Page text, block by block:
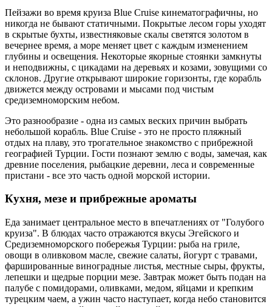
Пейзажи во время круиза Blue Cruise кинематографичны, но
никогда не бывают статичными. Покрытые лесом горы уходят
в скрытые бухты, известняковые скалы светятся золотом в
вечернее время, а море меняет цвет с каждым изменением
глубины и освещения. Некоторые якорные стоянки замкнуты
и неподвижны, с цикадами на деревьях и козами, зовущими со
склонов. Другие открывают широкие горизонты, где корабль
движется между островами и мысами под чистым
средиземноморским небом.
Это разнообразие - одна из самых веских причин выбрать
небольшой корабль. Blue Cruise - это не просто пляжный
отдых на плаву, это трогательное знакомство с прибрежной
географией Турции. Гости познают землю с воды, замечая, как
древние поселения, рыбацкие деревни, леса и современные
пристани - все это часть одной морской истории.
Кухня, мезе и прибрежные ароматы
Еда занимает центральное место в впечатлениях от "Голубого
круиза". В блюдах часто отражаются вкусы Эгейского и
Средиземноморского побережья Турции: рыба на гриле,
овощи в оливковом масле, свежие салаты, йогурт с травами,
фаршированные виноградные листья, местные сыры, фрукты,
лепешки и щедрые порции мезе. Завтрак может быть подан на
палубе с помидорами, оливками, медом, яйцами и крепким
турецким чаем, а ужин часто наступает, когда небо становится